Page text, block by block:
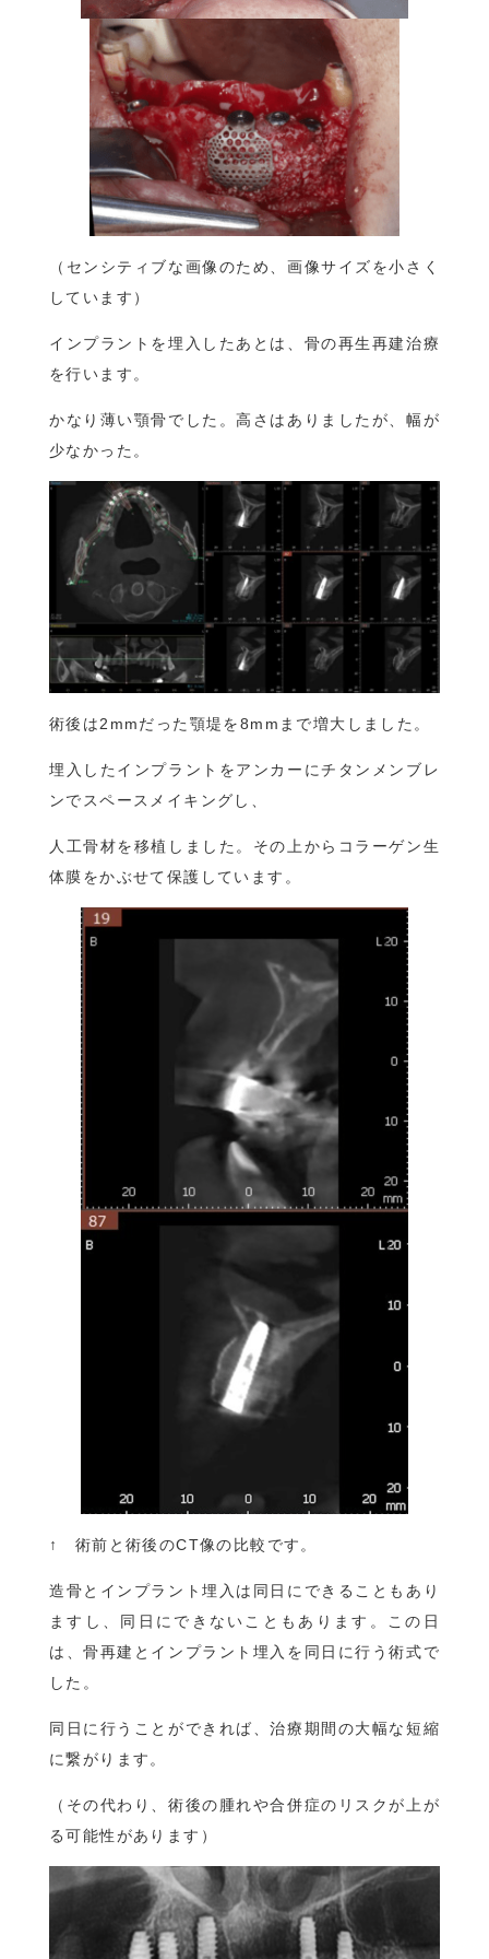
（センシティブな画像のため、画像サイズを小さく
しています）
インプラントを埋入したあとは、骨の再生再建治療
を行います。
かなり薄い顎骨でした。高さはありましたが、幅が
少なかった。
術後は2mmだった顎堤を8mmまで増大しました。
埋入したインプラントをアンカーにチタンメンブレ
ンでスペースメイキングし、
人工骨材を移植しました。その上からコラーゲン生
体膜をかぶせて保護しています。
↑ 術前と術後のCT像の比較です。
造骨とインプラント埋入は同日にできることもあり
ますし、同日にできないこともあります。この日
は、骨再建とインプラント埋入を同日に行う術式で
した。
同日に行うことができれば、治療期間の大幅な短縮
に繋がります。
（その代わり、術後の腫れや合併症のリスクが上が
る可能性があります）